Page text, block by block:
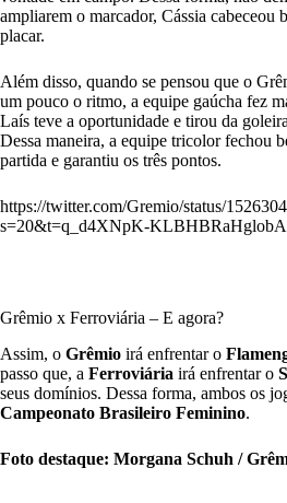
ampliarem o marcador, Cássia cabeceou
placar.
Além disso, quando se pensou que o
um pouco o ritmo, a equipe gaúcha fez
Laís teve a oportunidade e tirou da
Dessa maneira, a equipe tricolor fechou
partida e garantiu os três pontos.
https://twitter.com/Gremio/status/
s=20&t=q_d4XNpK-KLBHBRaHglobA
Grêmio x Ferroviária – E agora?
Assim, o Grêmio irá enfrentar o
passo que, a Ferroviária irá enfrentar o
seus domínios. Dessa forma, ambos os
Campeonato Brasileiro Feminino.
Foto destaque: Morgana Schuh /